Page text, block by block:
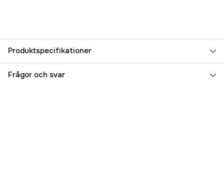
Produktspecifikationer
Referensnummer 5000074921
Frågor och svar